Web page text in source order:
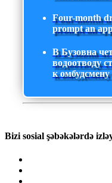
Four-month
prompt an
В Бузовна
водоотводу
к омбудсмену
Bizi sosial şəbəkələrdə